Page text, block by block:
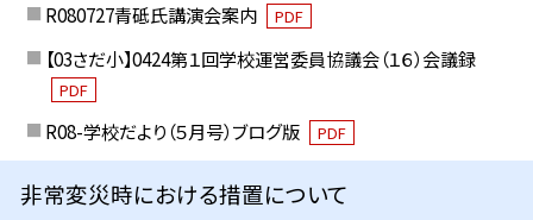
R080727青砥氏講演会案内
PDF
【03さだ小】0424第１回学校運営委員協議会（１６）会議録
PDF
R08-学校だより（５月号）ブログ版 PDF
非常変災時における措置について